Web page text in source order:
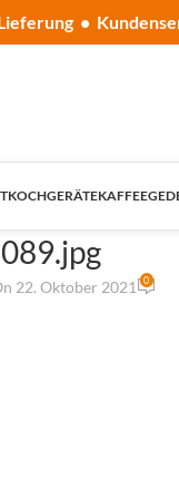
•
KOCHGERÄTEKAFFEE
22. Oktober 2021 0